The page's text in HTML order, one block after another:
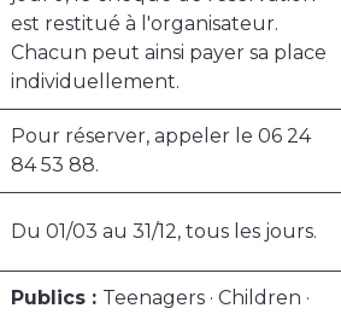
est restitué à l'organisateur.
Chacun peut ainsi payer sa place
individuellement.
Pour réserver, appeler le 06 24
84 53 88.
Du 01/03 au 31/12, tous les jours.
Publics : Teenagers · Children ·